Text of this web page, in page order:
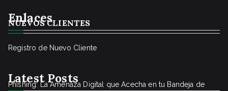
Enlaces
NUEVOS CLIENTES
Registro de Nuevo Cliente
Latest Posts
Phishing: La Amenaza Digital que Acecha en tu Bandeja de